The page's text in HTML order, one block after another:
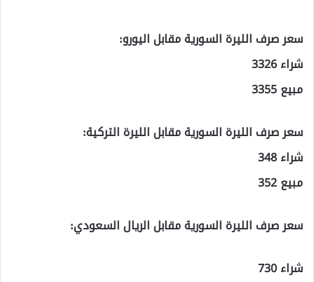
سعر صرف الليرة السورية مقابل اليورو:
شراء 3326
مبيع 3355
سعر صرف الليرة السورية مقابل الليرة التركية:
شراء 348
مبيع 352
سعر صرف الليرة السورية مقابل الريال السعودي:
شراء 730